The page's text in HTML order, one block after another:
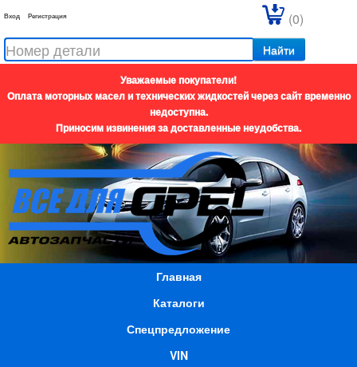
Вход Регистрация
Найти
(0)
Уважаемые покупатели!
Оплата моторных масел и технических жидкостей через сайт временно
недоступна.
Приносим извинения за доставленные неудобства.
Главная
Каталоги
Спецпредложение
VIN